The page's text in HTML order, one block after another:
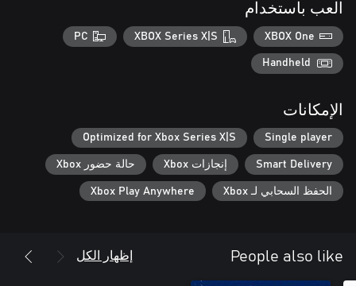
العب باستخدام
XBOX One
XBOX Series X|S
PC
Handheld
الإمكانات
Single player
Optimized for Xbox Series X|S
Smart Delivery إنجازات Xbox حالة حضور Xbox
الحفظ السحابي لـ Xbox Xbox Play Anywhere
People also like إظهار الكل